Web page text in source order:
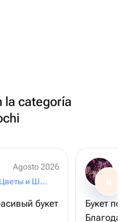
la categoría
Agosto 2026
Цветы и Шары
букет
R
Букет